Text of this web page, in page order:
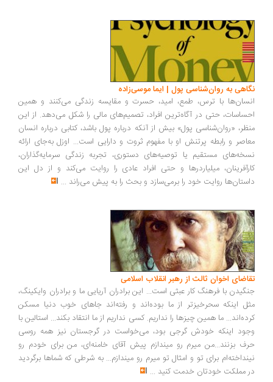
به روان‌شناسی پول | ایما موسی‌زاده
با ترس، طمع، امید، حسرت و مقایسه زندگی می‌کنند و همین
حتی در آگاه‌ترین افراد، تصمیم‌های مالی را شکل می‌دهد. از این
«روان‌شناسی پول» بیش از آنکه درباره پول باشد، کتابی درباره انسان
و رابطه پرتنش او با مفهوم ثروت و دارایی است... اوزل به‌جای ارائه
مستقیم یا توصیه‌های دستوری، تجربه زندگی سرمایه‌گذاران،
میلیاردرها و حتی افراد عادی را روایت می‌کند و از دل این
روایت خود را برمی‌سازد و بحث را به پیش می‌راند ...
اخوان ثالث از رهبر انقلاب اسلامی
با فرهنگ کار عبثی است... این برادران آریایی ما و برادران وایکینگ،
اینکه سحرخیزتر از ما بوده‌اند و رفته‌اند جاهای خوب دنیا مسکن
ما همین چیزها را نداریم. کسی نداریم از ما انتقاد بکند... استالین با
اینکه خودش گرجی بود، می‌خواست در گرجستان نیز همه روسی
بزنند...من میرم رو میندازم پیش آقای خامنه‌ای، من برای خودم رو
برای تو و امثال تو میرم رو میندازم... به شرطی که شماها برگردید
مملکت خودتان خدمت کنید...